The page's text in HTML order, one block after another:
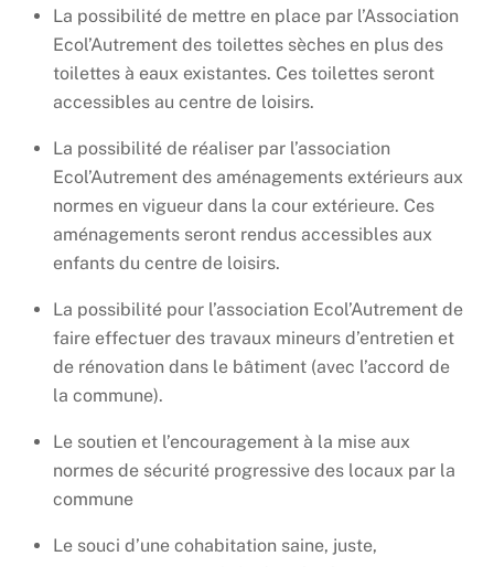
La possibilité de mettre en place par l’Association
Ecol’Autrement des toilettes sèches en plus des
toilettes à eaux existantes. Ces toilettes seront
accessibles au centre de loisirs.
La possibilité de réaliser par l’association
Ecol’Autrement des aménagements extérieurs aux
normes en vigueur dans la cour extérieure. Ces
aménagements seront rendus accessibles aux
enfants du centre de loisirs.
La possibilité pour l’association Ecol’Autrement de
faire effectuer des travaux mineurs d’entretien et
de rénovation dans le bâtiment (avec l’accord de
la commune).
Le soutien et l’encouragement à la mise aux
normes de sécurité progressive des locaux par la
commune
Le souci d’une cohabitation saine, juste,